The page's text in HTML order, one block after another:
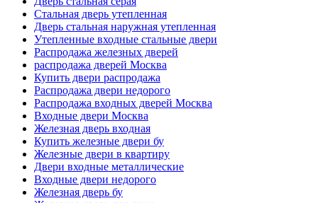
Стальная дверь утепленная
Дверь стальная наружная утепленная
Утепленные входные стальные двери
Распродажа железных дверей
распродажа дверей Москва
Купить двери распродажа
Распродажа двери недорого
Распродажа входных дверей Москва
Входные двери Москва
Железная дверь входная
Купить железные двери бу
Железные двери в квартиру
Двери входные металлические
Входные двери недорого
Железная дверь бу